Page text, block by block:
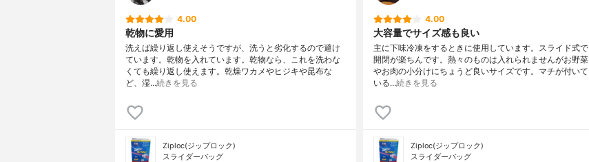
4.00
乾物に愛用
洗えば繰り返し使えそうですが、洗うと劣化するので避け
ています。乾物を入れています。乾物なら、これを洗わな
くても繰り返し使えます。乾燥ワカメやヒジキや昆布な
ど、湿…続きを見る
Ziploc(ジップロック)
スライダーバッグ
4.00
大容量でサイズ感も良い
主に下味冷凍をするときに使用しています。スライド式で
開閉が楽ちんです。熱々のものは入れられませんがお野菜
やお肉の小分けにちょうど良いサイズです。マチが付いて
いる…続きを見る
Ziploc(ジップロック)
スライダーバッグ